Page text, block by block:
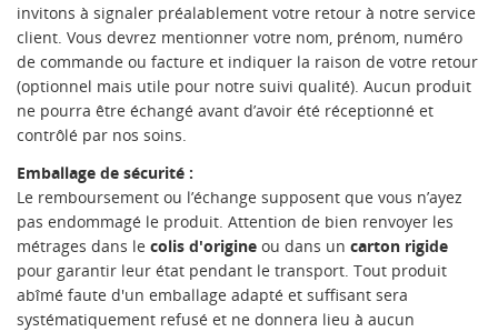
invitons à signaler préalablement votre retour à notre service
client. Vous devrez mentionner votre nom, prénom, numéro
de commande ou facture et indiquer la raison de votre retour
(optionnel mais utile pour notre suivi qualité). Aucun produit
ne pourra être échangé avant d’avoir été réceptionné et
contrôlé par nos soins.
Emballage de sécurité :
Le remboursement ou l’échange supposent que vous n’ayez
pas endommagé le produit. Attention de bien renvoyer les
métrages dans le colis d'origine ou dans un carton rigide
pour garantir leur état pendant le transport. Tout produit
abîmé faute d'un emballage adapté et suffisant sera
systématiquement refusé et ne donnera lieu à aucun